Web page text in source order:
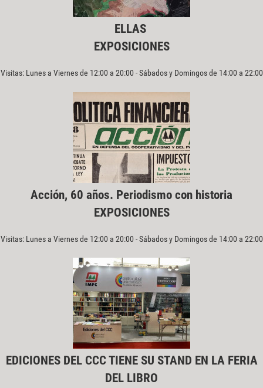
ELLAS
EXPOSICIONES
Visitas: Lunes a Viernes de 12:00 a 20:00 - Sábados y Domingos de 14:00 a 22:00
Acción, 60 años. Periodismo con historia
EXPOSICIONES
Visitas: Lunes a Viernes de 12:00 a 20:00 - Sábados y Domingos de 14:00 a 22:00
EDICIONES DEL CCC TIENE SU STAND EN LA FERIA
DEL LIBRO